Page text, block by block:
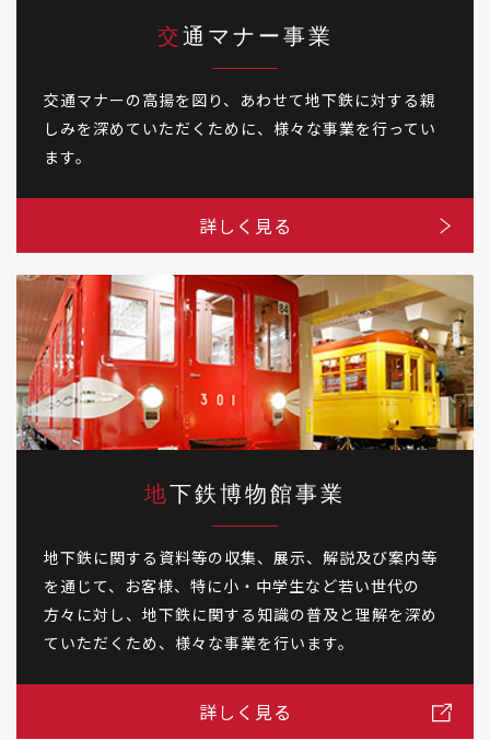
交通マナー事業
交通マナーの高揚を図り、あわせて地下鉄に対する親
しみを深めていただくために、様々な事業を行ってい
ます。
詳しく見る
地下鉄博物館事業
地下鉄に関する資料等の収集、展示、解説及び案内等
を通じて、お客様、特に小・中学生など若い世代の
方々に対し、地下鉄に関する知識の普及と理解を深め
ていただくため、様々な事業を行います。
詳しく見る